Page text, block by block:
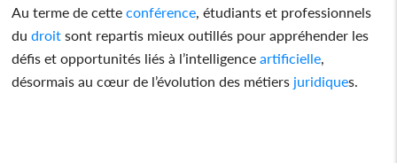
Au terme de cette conférence , étudiants et professionnels
du droit sont repartis mieux outillés pour appréhender les
défis et opportunités liés à l’intelligence artificielle
désormais au cœur de l’évolution des métiers juridiques.